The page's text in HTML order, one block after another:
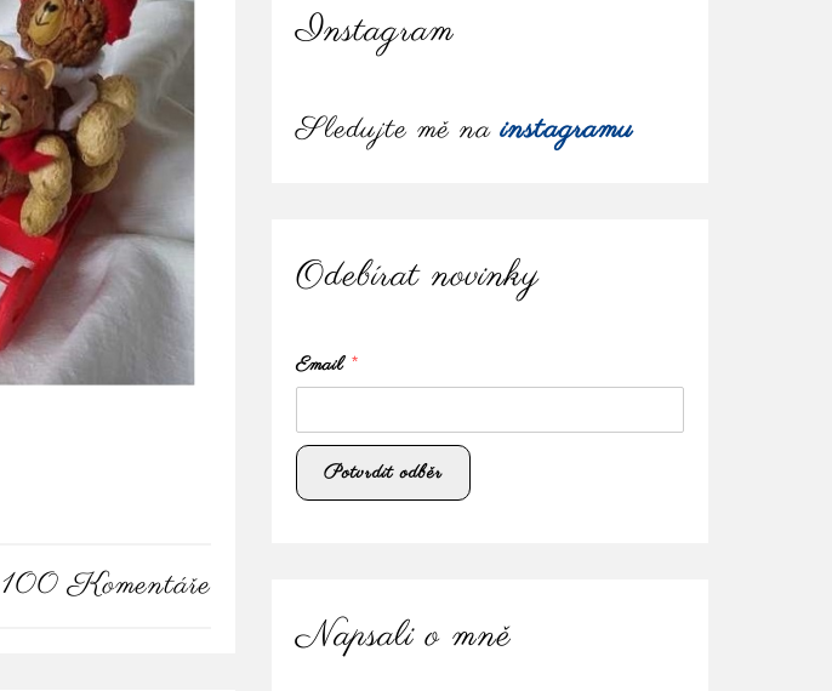
100 Komentáře
Instagram
Sledujte mě nainstagramu
Odebírat novinky
Email *
Napsali o mně